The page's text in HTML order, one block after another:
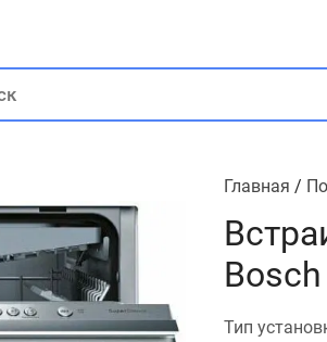
Главная /
Тип